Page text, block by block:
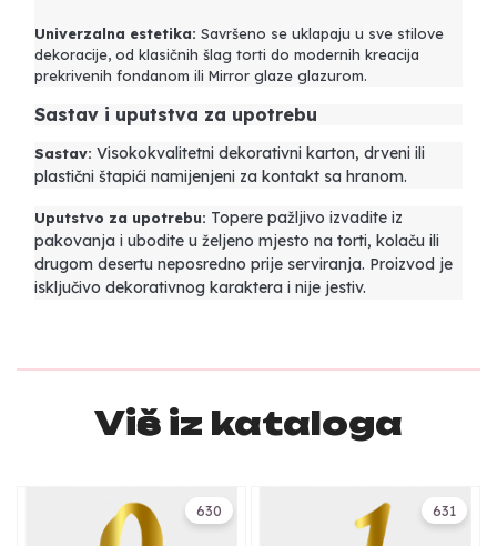
Univerzalna estetika: Savršeno se uklapaju u sve stilove
dekoracije, od klasičnih šlag torti do modernih kreacija
prekrivenih fondanom ili Mirror glaze glazurom.
Sastav i uputstva za upotrebu
Sastav: Visokokvalitetni dekorativni karton, drveni ili
plastični štapići namijenjeni za kontakt sa hranom.
Uputstvo za upotrebu: Topere pažljivo izvadite iz
pakovanja i ubodite u željeno mjesto na torti, kolaču ili
drugom desertu neposredno prije serviranja. Proizvod je
isključivo dekorativnog karaktera i nije jestiv.
Više iz kataloga
630 631